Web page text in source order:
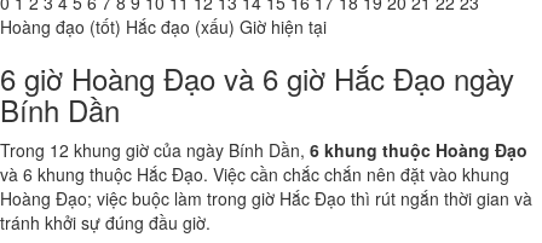
Hoàng đạo (tốt) Hắc đạo (xấu) Giờ hiện tại
6 giờ Hoàng Đạo và 6 giờ Hắc Đạo ngày
Bính Dần
Trong 12 khung giờ của ngày Bính Dần, 6 khung thuộc Hoàng Đạo
và 6 khung thuộc Hắc Đạo. Việc cần chắc chắn nên đặt vào khung
Hoàng Đạo; việc buộc làm trong giờ Hắc Đạo thì rút ngắn thời gian và
tránh khởi sự đúng đầu giờ.